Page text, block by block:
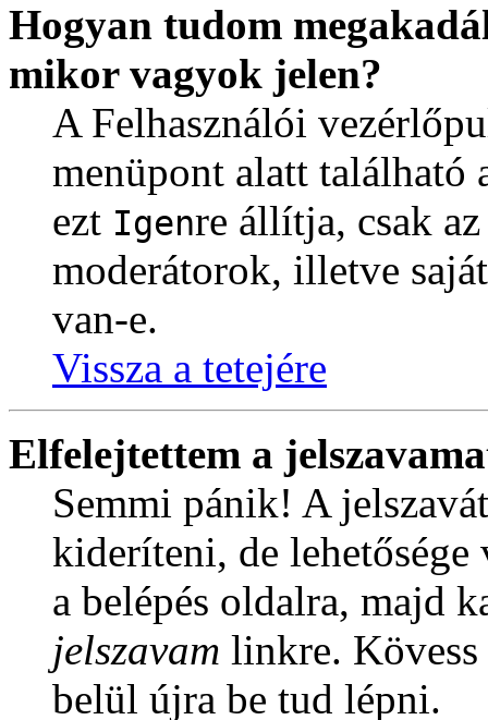
Hogyan tudom
mikor vagyok jelen?
A Felhasználói
menüpont alatt található
ezt Igenre állítja, csak
moderátorok, illetve
van-e.
Vissza a tetejére
Elfelejtettem a
Semmi pánik! A
kideríteni, de lehetősége
a belépés oldalra, majd
jelszavam linkre. Kövess
belül újra be tud lépni.